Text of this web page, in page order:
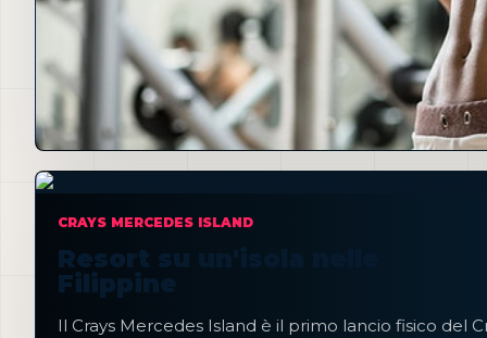
CRAYS MERCEDES ISLAND
Resort su un'isola nelle
Filippine
Il Crays Mercedes Island è il primo lancio fisico del